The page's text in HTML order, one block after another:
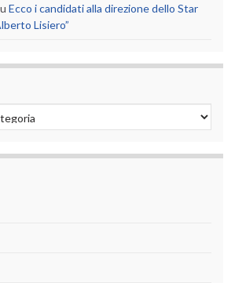
Ecco i candidati alla direzione dello Star
Lisiero”